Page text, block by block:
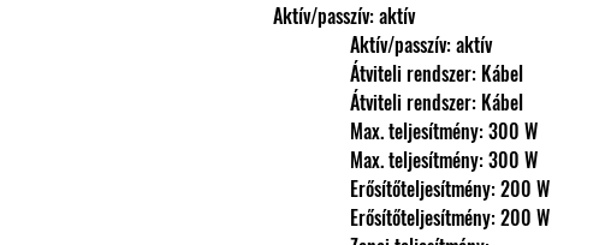
Aktív/passzív: aktív
                Aktív/passzív: aktív
                Átviteli rendszer: Kábel
                Átviteli rendszer: Kábel
                Max. teljesítmény: 300 W
                Max. teljesítmény: 300 W
                Erősítőteljesítmény: 200 W
                Erősítőteljesítmény: 200 W